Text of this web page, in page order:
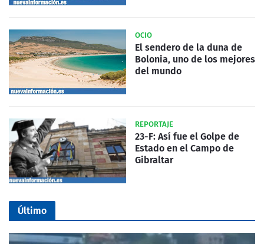
OCIO
El sendero de la duna de
Bolonia, uno de los mejores
del mundo
REPORTAJE
23-F: Así fue el Golpe de
Estado en el Campo de
Gibraltar
Último